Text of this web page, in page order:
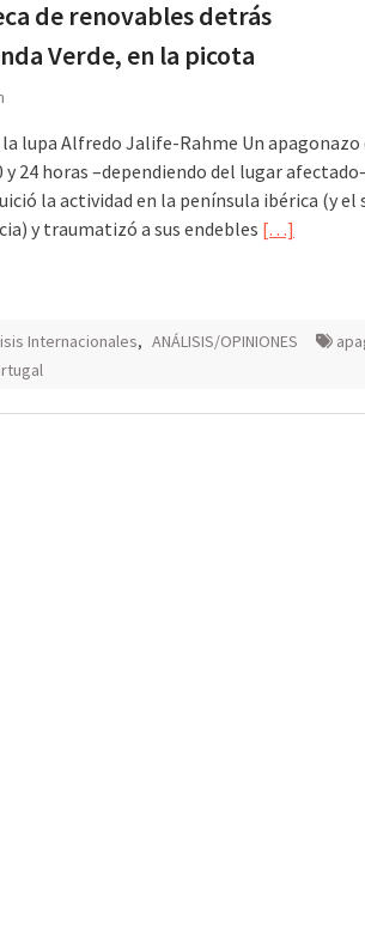
de renovables detrás
Verde, en la picota
lupa Alfredo Jalife-Rahme Un apagonazo
y 24 horas –dependiendo del lugar
la actividad en la península ibérica (y el
y traumatizó a sus endebles […]
Internacionales, ANÁLISIS/OPINIONES